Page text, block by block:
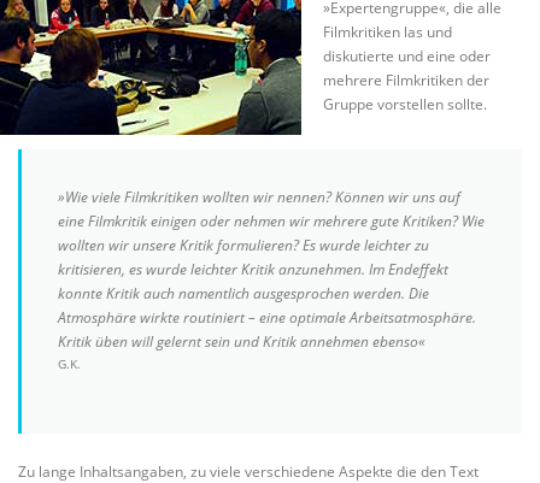
»Expertengruppe«, die alle
Filmkritiken las und
diskutierte und eine oder
mehrere Filmkritiken der
Gruppe vorstellen sollte.
»Wie viele Filmkritiken wollten wir nennen? Können wir uns auf
eine Filmkritik einigen oder nehmen wir mehrere gute Kritiken? Wie
wollten wir unsere Kritik formulieren? Es wurde leichter zu
kritisieren, es wurde leichter Kritik anzunehmen. Im Endeffekt
konnte Kritik auch namentlich ausgesprochen werden. Die
Atmosphäre wirkte routiniert – eine optimale Arbeitsatmosphäre.
Kritik üben will gelernt sein und Kritik annehmen ebenso«
G.K.
Zu lange Inhaltsangaben, zu viele verschiedene Aspekte die den Text